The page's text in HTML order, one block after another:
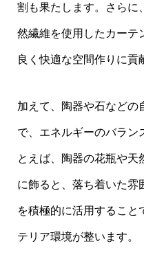
割も果たします。さらに
然繊維を使用したカーテ
良く快適な空間作りに貢
加えて、陶器や石などの
で、エネルギーのバラン
とえば、陶器の花瓶や天
に飾ると、落ち着いた雰
を積極的に活用すること
テリア環境が整います。